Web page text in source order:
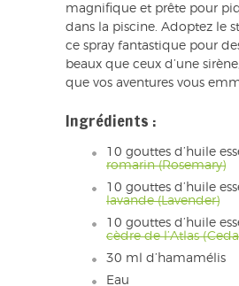
magnifique et prête pour
dans la piscine. Adoptez le
ce spray fantastique pour
beaux que ceux d’une
que vos aventures vous
Ingrédients :
10 gouttes d’huile
romarin (Rosemary)
10 gouttes d’huile
lavande (Lavender)
10 gouttes d’huile
cèdre de l’Atlas
30 ml d’hamamélis
Eau